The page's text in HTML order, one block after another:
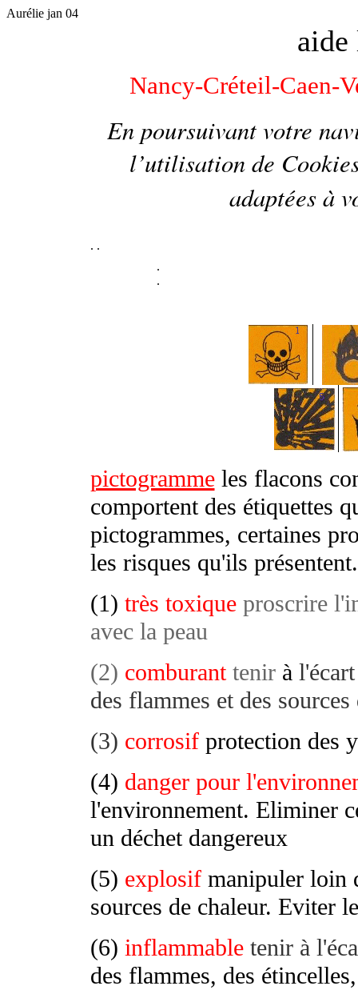
Aurélie jan 04
aide
Nancy-Créteil-Caen-
En poursuivant votre
l’utilisation de
adaptées à
. .
.
.
pictogrammeles flacons
comportent des étiquettes
pictogrammes, certaines
les risques qu'ils présentent.
(1) très toxique proscrire
avec la peau
(2) comburant tenir à
des flammes et des sources
(3) corrosif protection des
(4) danger pour
l'environnement. Eliminer
un déchet dangereux
(5) explosif manipuler loin
sources de chaleur. Eviter
(6) inflammable tenir à
des flammes, des